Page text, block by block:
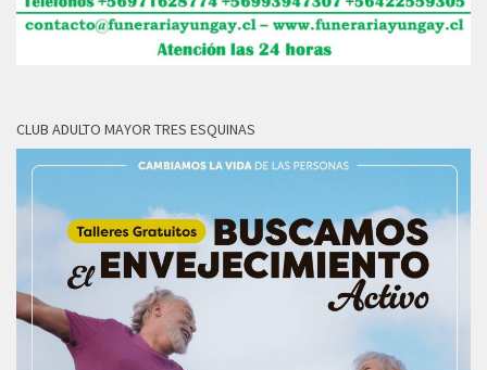
CLUB ADULTO MAYOR TRES ESQUINAS